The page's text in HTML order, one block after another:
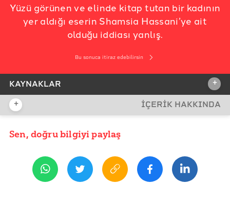
Yüzü görünen ve elinde kitap tutan bir kadının
yer aldığı eserin Shamsia Hassani’ye ait
olduğu iddiası yanlış.
Bu sonuca itiraz edebilirsin
KAYNAKLAR +
İDDİA KAYNAĞI
İddia Kaynağı
REFERANSLAR
Shamsia Hassani’nin Resmi Instagram Hesabı
+ İÇERİK HAKKINDA
YAYIN TARİHİ
Sen, doğru bilgiyi paylaş